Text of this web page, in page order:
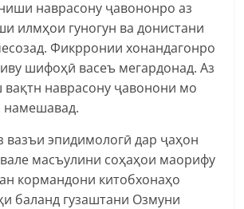
наврасону ҷавононро аз
илмҳои гуногун ва донистани
Фикрронии хонандагонро
шифоҳӣ васеъ мегардонад. Аз
наврасону ҷавонони мо
намешавад.
вазъи эпидимологӣ дар ҷаҳон
масъулини соҳаҳои маорифу
кормандони китобхонаҳо
баланд гузаштани Озмуни